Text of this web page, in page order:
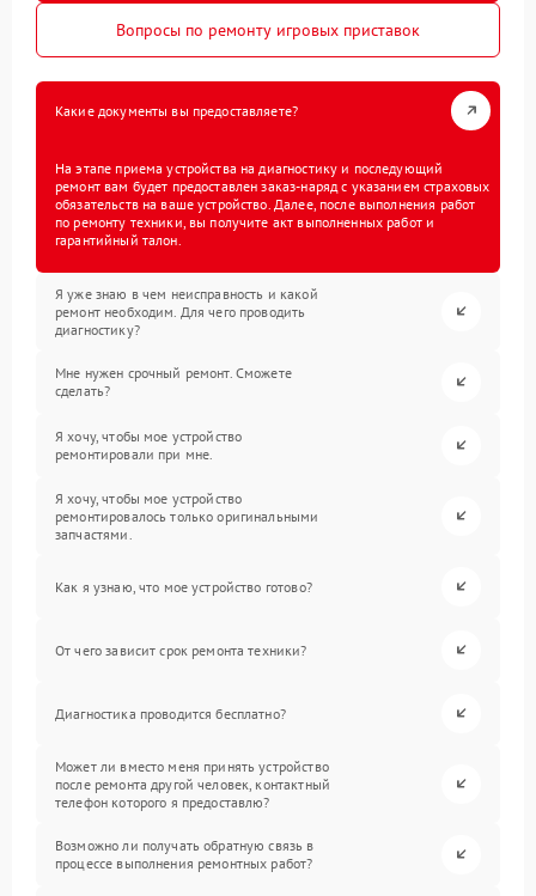
Вопросы по ремонту игровых приставок
Какие документы вы предоставляете?
На этапе приема устройства на диагностику и последующий
ремонт вам будет предоставлен заказ-наряд с указанием страховых
обязательств на ваше устройство. Далее, после выполнения работ
по ремонту техники, вы получите акт выполненных работ и
гарантийный талон.
Я уже знаю в чем неисправность и какой
ремонт необходим. Для чего проводить
диагностику?
Мне нужен срочный ремонт. Сможете
сделать?
Я хочу, чтобы мое устройство
ремонтировали при мне.
Я хочу, чтобы мое устройство
ремонтировалось только оригинальными
запчастями.
Как я узнаю, что мое устройство готово?
От чего зависит срок ремонта техники?
Диагностика проводится бесплатно?
Может ли вместо меня принять устройство
после ремонта другой человек, контактный
телефон которого я предоставлю?
Возможно ли получать обратную связь в
процессе выполнения ремонтных работ?